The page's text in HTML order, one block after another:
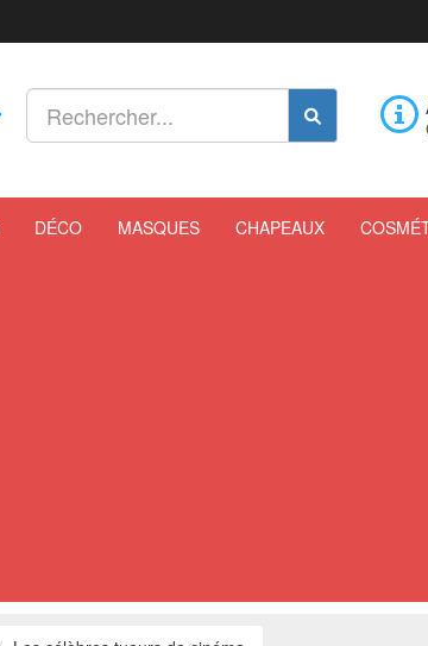
DÉCO MASQUES CHAPEAUX